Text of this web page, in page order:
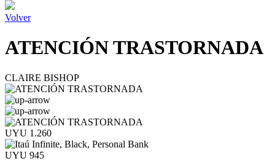
Volver
ATENCIÓN TRASTORNADA
CLAIRE BISHOP
UYU 1.260
UYU 945